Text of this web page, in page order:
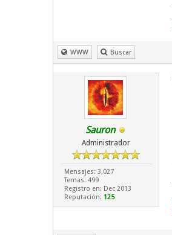
WWW Buscar
Sauron
Administrador
Mensajes: 3,027
Temas: 499
Registro en: Dec 2013
Reputación: 125